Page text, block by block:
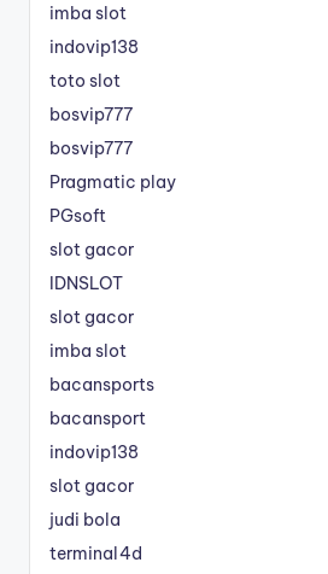
imba slot
indovip138
toto slot
bosvip777
bosvip777
Pragmatic play
PGsoft
slot gacor
IDNSLOT
slot gacor
imba slot
bacansports
bacansport
indovip138
slot gacor
judi bola
terminal4d